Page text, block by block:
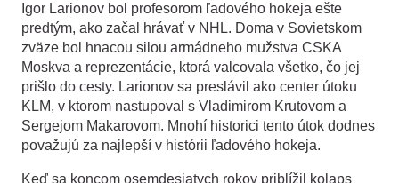
Igor Larionov bol profesorom ľadového hokeja ešte
predtým, ako začal hrávať v NHL. Doma v Sovietskom
zväze bol hnacou silou armádneho mužstva CSKA
Moskva a reprezentácie, ktorá valcovala všetko, čo jej
prišlo do cesty. Larionov sa preslávil ako center útoku
KLM, v ktorom nastupoval s Vladimirom Krutovom a
Sergejom Makarovom. Mnohí historici tento útok dodnes
považujú za najlepší v histórii ľadového hokeja.
Keď sa koncom osemdesiatych rokov priblížil kolaps